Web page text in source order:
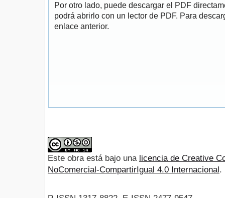
Por otro lado, puede descargar el PDF
podrá abrirlo con un lector de PDF. Para
enlace anterior.
Este obra está bajo una licencia de Creative
NoComercial-CompartirIgual 4.0 Internacional.